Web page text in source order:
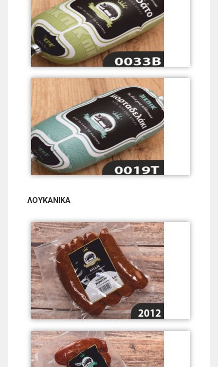
ΛΟΥΚΑΝΙΚΑ